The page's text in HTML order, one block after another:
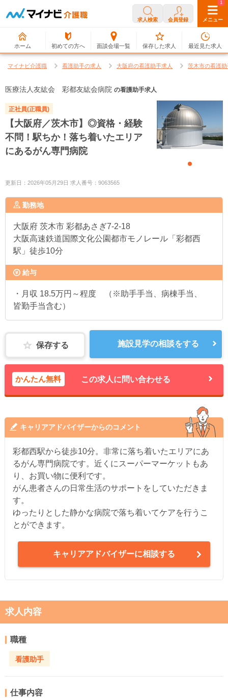
求人検索 会員登録 メニュー
ホーム 初めての方へ 面談会場一覧
0
保存した求人
1
最近見た求人
マイナビ介護職 看護助手の求人 大阪府の看護助手求人 茨木市の看護
医療法人友紘会 彩都友紘会病院 の看護助手求人
正社員(正職員)
【大阪府／茨木市】◎資格・経験
不問！駅ちか！落ち着いたエリア
にあるがん専門病院
更新日：2026年05月29日 求人番号：9063565
勤務地
大阪府 茨木市 彩都あさぎ7-2-18
大阪高速鉄道国際文化公園都市モノレール「彩都西
駅」徒歩10分
給与
・月収 18.5万円～程度 （※助手手当、病棟手当、
皆勤手当含む）
保存する 施設見学の相談をする
かんたん無料 この求人に問い合わせる
キャリアアドバイザーからのコメント
彩都西駅から徒歩10分。非常に落ち着いたエリアにあ
るがん専門病院です。近くにスーパーマーケットもあ
り、お買い物に便利です。
がん患者さんの日常生活のサポートをしていただきま
す。
ゆったりとした静かな病院で落ち着いてケアを行うこ
とができます。
キャリアアドバイザーに相談する
求人内容
職種
看護助手
仕事内容